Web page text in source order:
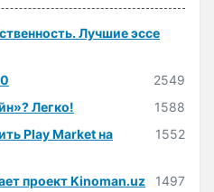
Лучшие эссе
2549
Легко!
1588
Play Market на
1552
проект Kinoman.uz
1497